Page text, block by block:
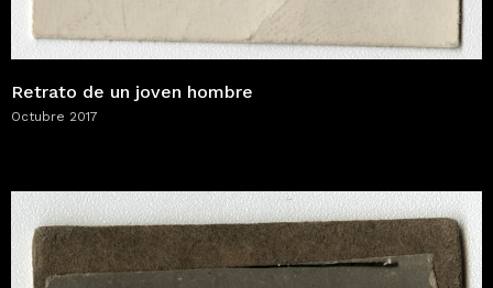
Retrato de un joven hombre
Octubre 2017